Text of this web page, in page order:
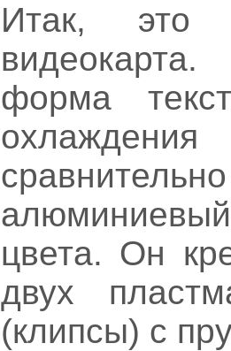
Итак, это
форма
алюминиевый
цвета. Он
двух
(клипсы) с